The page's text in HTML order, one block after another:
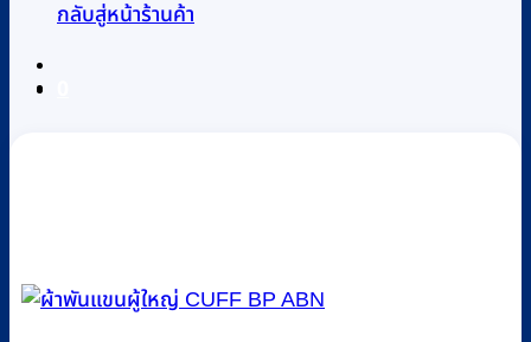
กลับสู่หน้าร้านค้า